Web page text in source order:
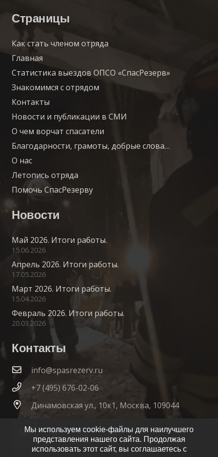
Страницы
Как стать членом отряда
Главная
Статистика выездов ОПСО «СпасРезерв»
Знакомимся с отрядом
Контакты
Новости и публикации в СМИ
О чем ворчат спасатели
Благодарности, грамоты, добрые слова…
О нас
Летопись отряда
Помочь СпасРезерву
Новости
Май 2026. Итоги работы.
15.06.2026
Апрель 2026. Итоги работы.
17.05.2026
Март 2026. Итоги работы.
15.04.2026
Февраль 2026. Итоги работы.
20.03.2026
Контакты
info@spasrezerv.ru
+7 (495) 676-02-06
Динамовская ул., 10к1, Москва, 109044
Мы используем cookie-файлы для наилучшего
представления нашего сайта. Продолжая
использовать этот сайт, вы соглашаетесь с